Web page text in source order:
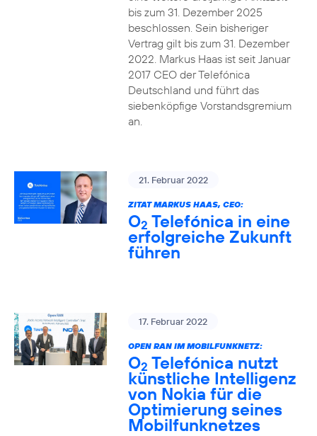
bis zum 31. Dezember 2025
beschlossen. Sein bisheriger
Vertrag gilt bis zum 31. Dezember
2022. Markus Haas ist seit Januar
2017 CEO der Telefónica
Deutschland und führt das
siebenköpfige Vorstandsgremium
an.
21. Februar 2022
ZITAT MARKUS HAAS, CEO:
O2 Telefónica in eine
erfolgreiche Zukunft
führen
17. Februar 2022
OPEN RAN IM MOBILFUNKNETZ:
O2 Telefónica nutzt
künstliche Intelligenz
von Nokia für die
Optimierung seines
Mobilfunknetzes